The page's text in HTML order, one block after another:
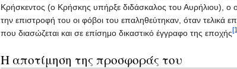
Κρήσκεντος (ο Κρήσκης υπήρξε διδάσκαλος του Αυρήλιου), ο
την επιστροφή του οι φόβοι του επαληθεύτηκαν, όταν τελικά
που διασώζεται και σε επίσημο δικαστικό έγγραφο της εποχής
Η αποτίμηση της προσφοράς του